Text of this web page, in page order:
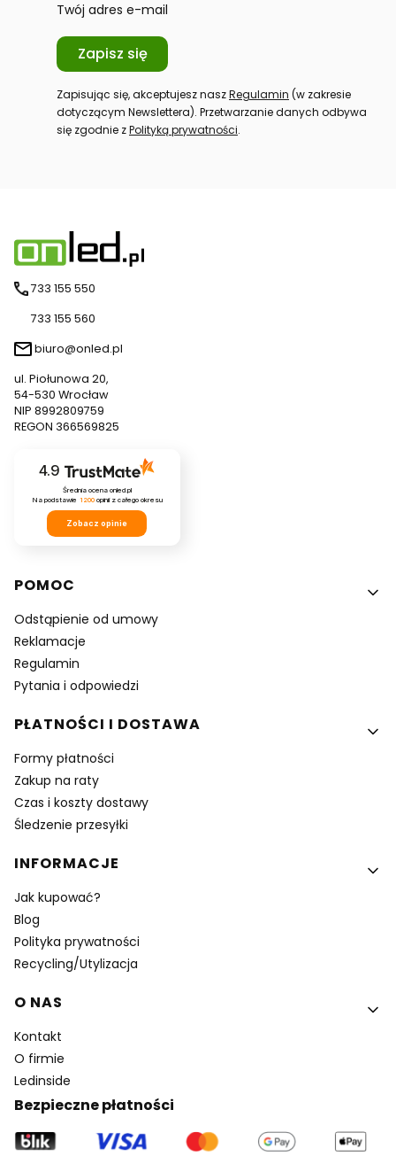
Twój adres e-mail
Zapisz się
Zapisując się, akceptujesz naszRegulamin (w zakresie
dotyczącym Newslettera). Przetwarzanie danych odbywa
się zgodnie zPolityką prywatności.
733 155 550
733 155 560
biuro@onled.pl
ul. Piołunowa 20,
54-530 Wrocław
NIP 8992809759
REGON 366569825
4.9
Średnia ocena onled.pl
Na podstawie 1200opinii z całego okresu
Zobacz opinie
Linki w stopce
POMOC
Odstąpienie od umowy
Reklamacje
Regulamin
Pytania i odpowiedzi
PŁATNOŚCI I DOSTAWA
Formy płatności
Zakup na raty
Czas i koszty dostawy
Śledzenie przesyłki
INFORMACJE
Jak kupować?
Blog
Polityka prywatności
Recycling/Utylizacja
O NAS
Kontakt
O firmie
Ledinside
Bezpieczne płatności